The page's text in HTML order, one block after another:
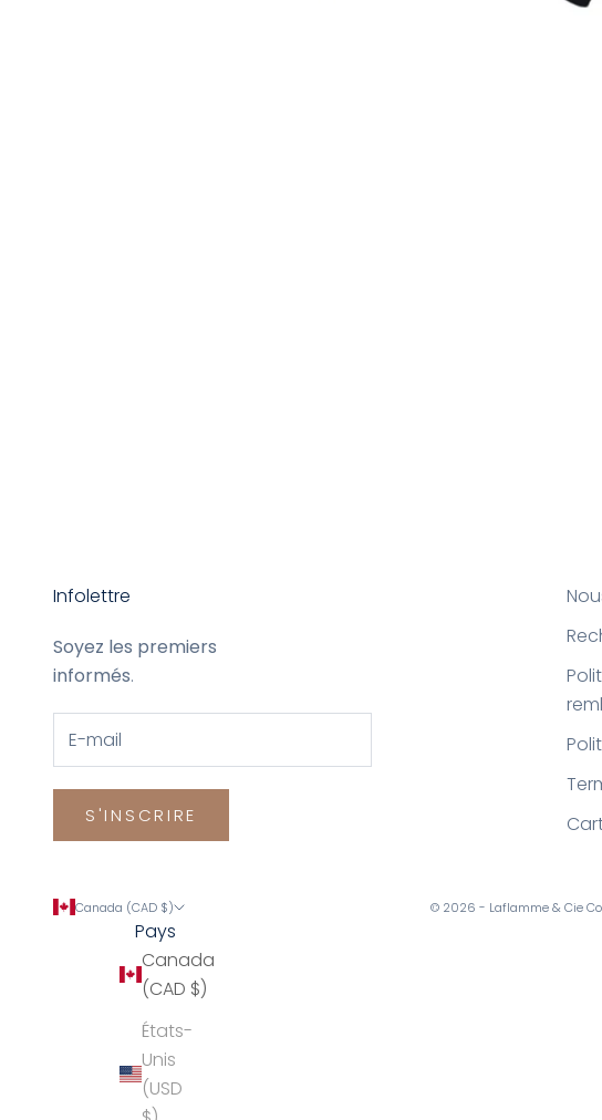
Infolettre
Soyez les premiers
informés.
S'INSCRIRE
Canada (CAD $)
Pays
Canada
(CAD $)
États-
Unis
(USD
© 2026 - Laflamme & Cie